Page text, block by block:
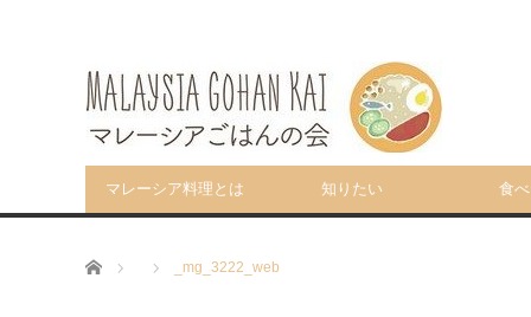
マレーシア料理とは 知りたい 食
ホーム _mg_3222_web